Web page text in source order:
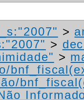
>
>
>